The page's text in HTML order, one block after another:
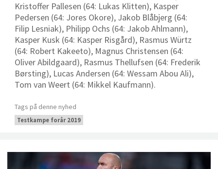
Kristoffer Pallesen (64: Lukas Klitten), Kasper
Pedersen (64: Jores Okore), Jakob Blåbjerg (64:
Filip Lesniak), Philipp Ochs (64: Jakob Ahlmann),
Kasper Kusk (64: Kasper Risgård), Rasmus Würtz
(64: Robert Kakeeto), Magnus Christensen (64:
Oliver Abildgaard), Rasmus Thellufsen (64: Frederik
Børsting), Lucas Andersen (64: Wessam Abou Ali),
Tom van Weert (64: Mikkel Kaufmann).
Tags på denne nyhed
Testkampe forår 2019